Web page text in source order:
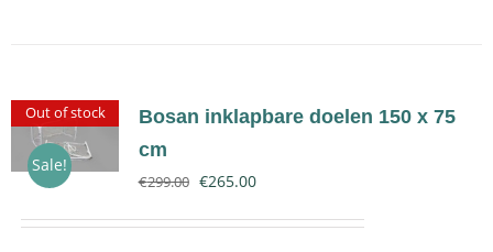
Out of stock
Sale!
Bosan inklapbare doelen 150 x 75
cm
€299.00 €265.00